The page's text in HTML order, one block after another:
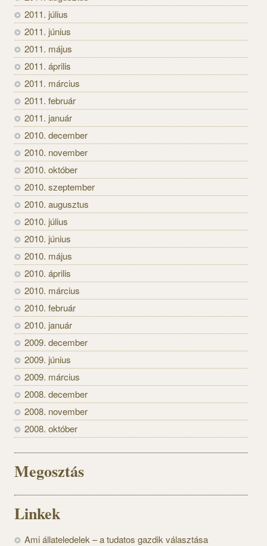
2011. július
2011. június
2011. május
2011. április
2011. március
2011. február
2011. január
2010. december
2010. november
2010. október
2010. szeptember
2010. augusztus
2010. július
2010. június
2010. május
2010. április
2010. március
2010. február
2010. január
2009. december
2009. június
2009. március
2008. december
2008. november
2008. október
Megosztás
Linkek
Ami állateledelek – a tudatos gazdik választása